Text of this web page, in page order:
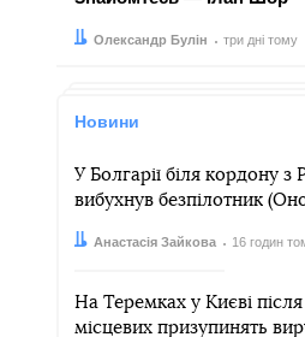
Автор:
Олександр Булін
Дата: три дні тому
Новини
У Болгарії біля кордону з
вибухнув безпілотник
Автор:
Анастасія Зайкова
Дата: 16 годин
На Теремках у Києві після
місцевих призупинять